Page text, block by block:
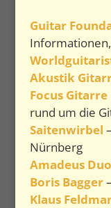
Guitar
Akustik
Focus Gitarre
rund um die
Saitenwirbel
Nürnberg
Amadeus Duo
Boris Bagger
Klaus